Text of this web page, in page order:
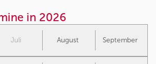
in 2026
Juli August September